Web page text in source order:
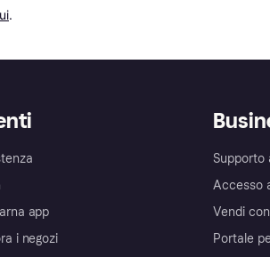
.
app
i negozi
Supporto
Accesso
Vendi
Portale